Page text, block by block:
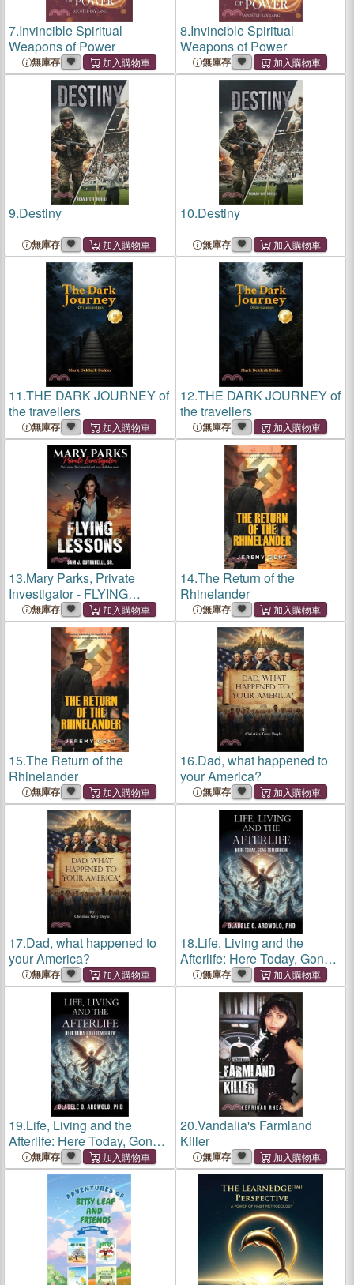
7.Invincible Spiritual
Weapons of Power
無庫存
8.Invincible Spiritual
Weapons of Power
無庫存
9.Destiny
無庫存
10.Destiny
無庫存
11.THE DARK JOURNEY of
the travellers
無庫存
12.THE DARK JOURNEY of
the travellers
無庫存
13.Mary Parks, Private
Investigator - FLYING
LESSONS
無庫存
14.The Return of the
Rhinelander
無庫存
15.The Return of the
Rhinelander
無庫存
16.Dad, what happened to
your America?
無庫存
17.Dad, what happened to
your America?
無庫存
18.Life, Living and the
Afterlife: Here Today, Gone
Tomorrow
無庫存
19.Life, Living and the
Afterlife: Here Today, Gone
Tomorrow
無庫存
20.Vandalia's Farmland
Killer
無庫存